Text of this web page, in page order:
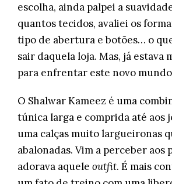
escolha, ainda palpei a
quantos tecidos, avaliei os
tipo de abertura e botões… o
sair daquela loja. Mas, já estava
para enfrentar este novo
O Shalwar Kameez é uma
túnica larga e comprida até aos
uma calças muito largueironas
abalonadas. Vim a perceber aos
adorava aquele outfit. É mais